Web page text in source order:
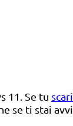
11. Se tu
se ti stai